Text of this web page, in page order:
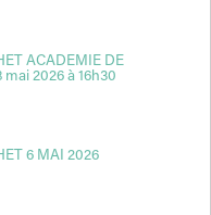
ACADEMIE DE
2026 à 16h30
6 MAI 2026